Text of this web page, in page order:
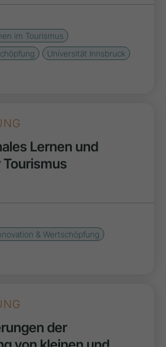
im Tourismus
Universität Innsbruck
Lernen und
& Wertschöpfung
der